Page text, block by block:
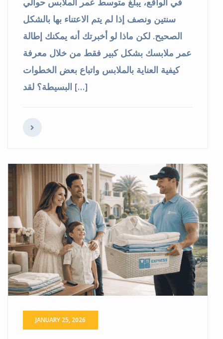
سنتين ونصف إذا لم يتم الاعتناء بها بالشكل
الصحيح. لكن ماذا لو أخبرتك أنه يمكنك إطالة
عمر ملابسك بشكل كبير فقط من خلال معرفة
كيفية العناية بالملابس واتباع بعض الخطوات
البسيطة؟ لقد […]
JANUARY 25, 2026